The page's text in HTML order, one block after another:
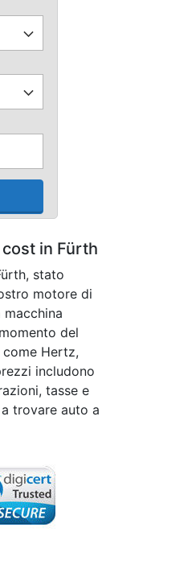
in Fürth
stato
motore di
macchina
del
Hertz,
includono
tasse e
trovare auto a